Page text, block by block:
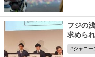
フジの
求めら
ジャニー